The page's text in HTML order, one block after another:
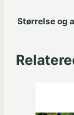
Størrelse og